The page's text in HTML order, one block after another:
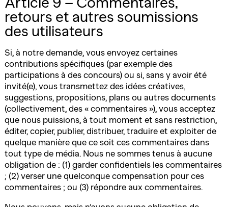
retours et autres soumissions
des utilisateurs
Si, à notre demande, vous envoyez certaines
contributions spécifiques (par exemple des
participations à des concours) ou si, sans y avoir été
invité(e), vous transmettez des idées créatives,
suggestions, propositions, plans ou autres documents
(collectivement, des « commentaires »), vous acceptez
que nous puissions, à tout moment et sans restriction,
éditer, copier, publier, distribuer, traduire et exploiter de
quelque manière que ce soit ces commentaires dans
tout type de média. Nous ne sommes tenus à aucune
obligation de : (1) garder confidentiels les commentaires
; (2) verser une quelconque compensation pour ces
commentaires ; ou (3) répondre aux commentaires.